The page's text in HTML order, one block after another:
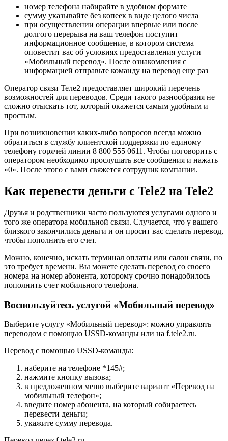
номер телефона набирайте в удобном формате
сумму указывайте без копеек в виде целого числа
при осуществлении операции впервые или после
долгого перерыва на ваш телефон поступит
информационное сообщение, в котором система
оповестит вас об условиях предоставления услуги
«Мобильный перевод». После ознакомления с
информацией отправьте команду на перевод еще раз
Оператор связи Теле2 предоставляет широкий перечень
возможностей для переводов. Среди такого разнообразия не
сложно отыскать тот, который окажется самым удобным и
простым.
При возникновении каких-либо вопросов всегда можно
обратиться в службу клиентской поддержки по единому
телефону горячей линии 8 800 555 0611. Чтобы поговорить с
оператором необходимо прослушать все сообщения и нажать
«0». После этого с вами свяжется сотрудник компании.
Как перевести деньги с Tele2 на Tele2
Друзья и родственники часто пользуются услугами одного и
того же оператора мобильной связи. Случается, что у вашего
близкого закончились деньги и он просит вас сделать перевод,
чтобы пополнить его счет.
Можно, конечно, искать терминал оплаты или салон связи, но
это требует времени. Вы можете сделать перевод со своего
номера на номер абонента, которому срочно понадобилось
пополнить счет мобильного телефона.
Воспользуйтесь услугой «Мобильный перевод»
Выберите услугу «Мобильный перевод»: можно управлять
переводом с помощью USSD-команды или на f.tele2.ru.
Перевод с помощью USSD-команды:
наберите на телефоне *145#;
нажмите кнопку вызова;
в предложенном меню выберите вариант «Перевод на
мобильный телефон»;
введите номер абонента, на который собираетесь
перевести деньги;
укажите сумму перевода.